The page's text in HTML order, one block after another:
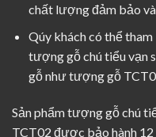
chất lượng đảm bảo
Qúy khách có thể
tượng gỗ chú tiểu vạn
gỗ nhưtượng gỗ
Sản phẩm tượng gỗ chú
TCT02 được bảo hành